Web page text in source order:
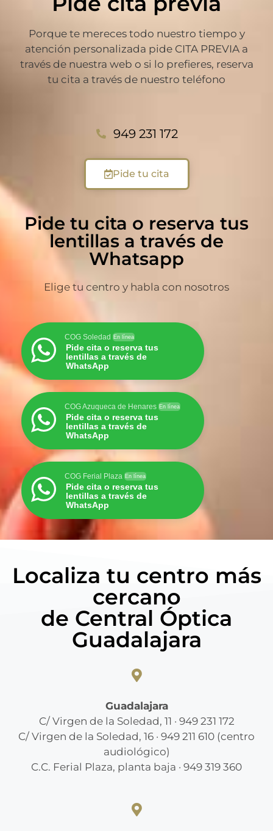
Porque te mereces todo nuestro tiempo y
atención personalizada pide CITA PREVIA a
través de nuestra web o si lo prefieres, reserva
tu cita a través de nuestro teléfono
949 231 172
Pide tu cita
Pide tu cita o reserva tus
lentillas a través de
Whatsapp
Elige tu centro y habla con nosotros
COG Soledad En línea
Pide cita o reserva tus
lentillas a través de
WhatsApp
COG Azuqueca de Henares En línea
Pide cita o reserva tus
lentillas a través de
WhatsApp
COG Ferial Plaza En línea
Pide cita o reserva tus
lentillas a través de
WhatsApp
Localiza tu centro más
cercano
de Central Óptica
Guadalajara
Guadalajara
C/ Virgen de la Soledad, 11 · 949 231 172
C/ Virgen de la Soledad, 16 · 949 211 610 (centro
audiológico)
C.C. Ferial Plaza, planta baja · 949 319 360